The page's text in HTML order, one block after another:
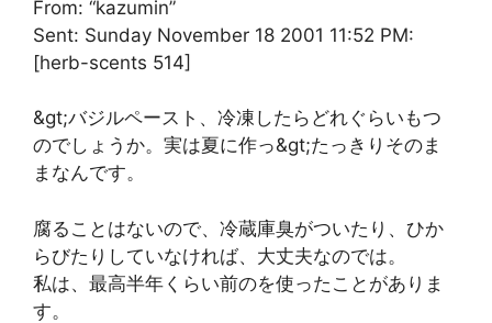
From: “kazumin”
Sent: Sunday November 18 2001 11:52 PM:
[herb-scents 514]
&gt;バジルペースト、冷凍したらどれぐらいもつ
のでしょうか。実は夏に作っ&gt;たっきりそのま
まなんです。
腐ることはないので、冷蔵庫臭がついたり、ひか
らびたりしていなければ、大丈夫なのでは。
私は、最高半年くらい前のを使ったことがありま
す。